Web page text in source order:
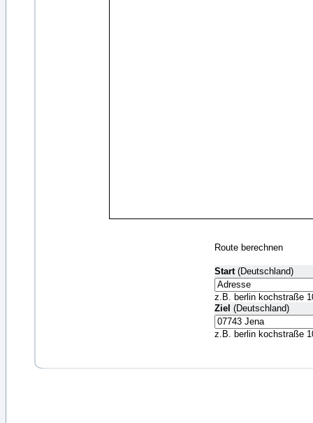
Route berechnen
Start(Deutschland)
z.B. berlin kochstraße
Ziel (Deutschland)
z.B. berlin kochstraße